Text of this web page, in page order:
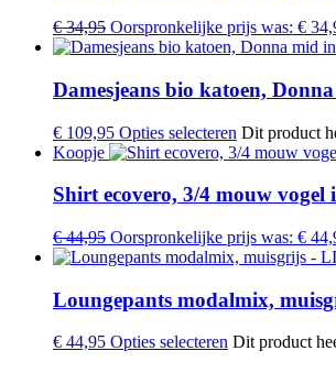
€34,95 Oorspronkelijke prijs was: €
Damesjeans bio katoen,
€ 109,95 Opties selecteren Dit product
Koopje
Shirt ecovero, 3/4 mouw
€44,95 Oorspronkelijke prijs was: €
Loungepants modalmix,
€ 44,95 Opties selecteren Dit product